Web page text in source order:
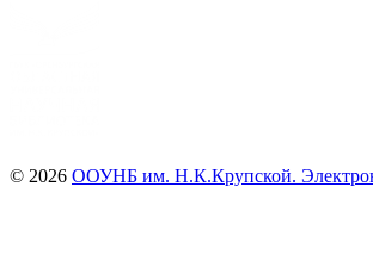
© 2026 ООУНБ им. Н.К.Крупской.